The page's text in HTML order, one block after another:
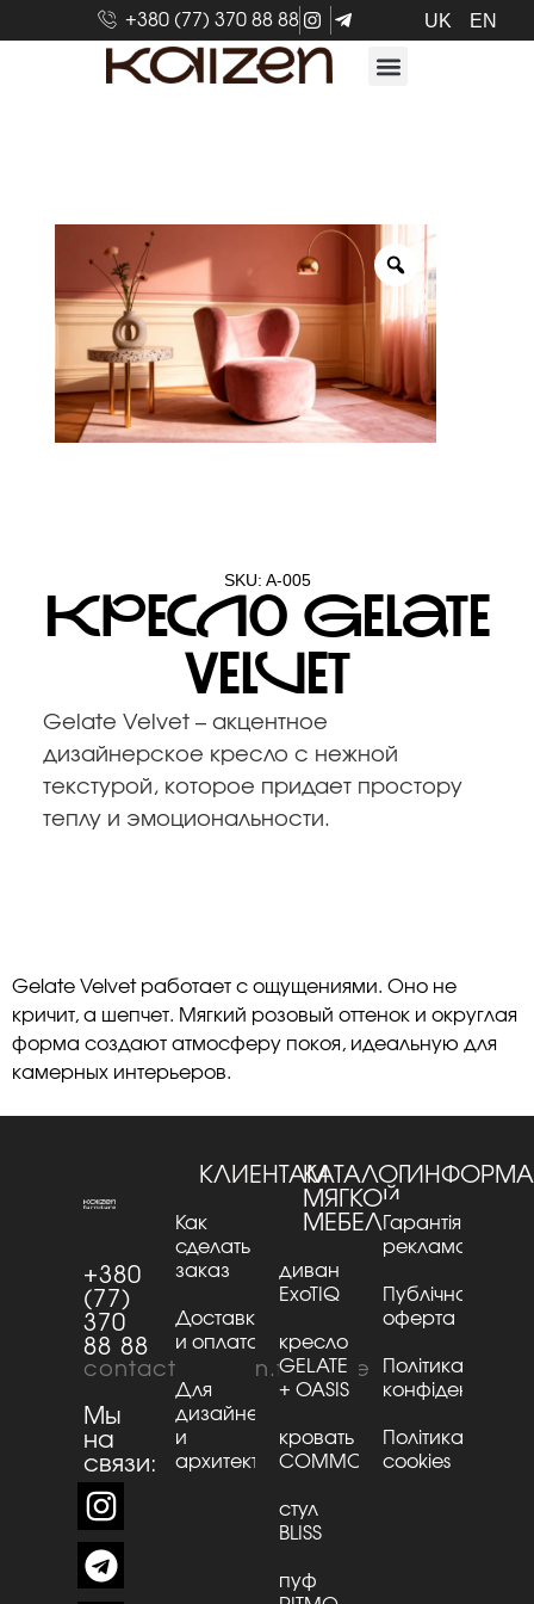
+380 (77) 370 88 88 UK EN
SKU: A-005
Кресло Gelate
Velvet
Gelate Velvet – акцентное
дизайнерское кресло с нежной
текстурой, которое придает простору
теплу и эмоциональности.
Gelate Velvet работает с ощущениями. Оно не
кричит, а шепчет. Мягкий розовый оттенок и округлая
форма создают атмосферу покоя, идеальную для
камерных интерьеров.
+380
(77)
370
88 88
contact@kaizen.furniture
Мы
на
связи:
КЛИЕНТАМ
Как
сделать
заказ
Доставка
и оплата
Для
дизайнеров
и
архитекторов
КАТАЛОГ
МЯГКОЙ
МЕБЕЛИ
диван
ExoTIQ
кресло
GELATE
+ OASIS
кровать
CОMMО
стул
BLISS
пуф
Гарантія та
рекламації
Публічна
оферта
Політика
Політика
cookies